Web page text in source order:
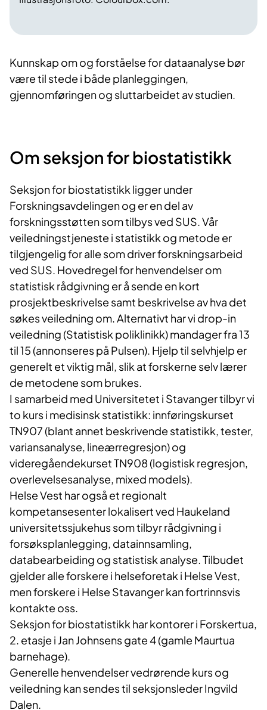
Kunnskap om og forståelse for dataanalyse bør
være til stede i både planleggingen,
gjennomføringen og sluttarbeidet av studien.
​Om seksjon for biostatistikk
Seksjon for biostatistikk ligger under
Forskningsavdelingen og er en del av
forskningsstøtten som tilbys ved SUS. Vår
veiledningstjeneste i statistikk og metode er
tilgjengelig for alle som driver forskningsarbeid
ved SUS. Hovedregel for henvendelser om
statistisk rådgivning er å sende en kort
prosjektbeskrivelse samt beskrivelse av hva det
søkes veiledning om. Alternativt har vi drop-in
veiledning (Statistisk poliklinikk) mandager fra 13
til 15 (annonseres på Pulsen). Hjelp til selvhjelp er
generelt et viktig mål, slik at forskerne selv lærer
de metodene som brukes.
I samarbeid med Universitetet i Stavanger tilbyr vi
to kurs i medisinsk statistikk: innføringskurset
TN907 (blant annet beskrivende statistikk, tester,
variansanalyse, lineærregresjon) og
videregåendekurset TN908 (logistisk regresjon,
overlevelsesanalyse, mixed models).
Helse Vest har også et regionalt
kompetansesenter lokalisert ved Haukeland
universitetssjukehus som tilbyr rådgivning i
forsøksplanlegging, datainnsamling,
databearbeiding og statistisk analyse. Tilbudet
gjelder alle forskere i helseforetak i Helse Vest,
men forskere i Helse Stavanger kan fortrinnsvis
kontakte oss.
Seksjon for biostatistikk har kontorer i Forskertua,
2. etasje i Jan Johnsens gate 4 (gamle Maurtua
barnehage).
Generelle henvendelser vedrørende kurs og
veiledning kan sendes til seksjonsleder Ingvild
Dalen.